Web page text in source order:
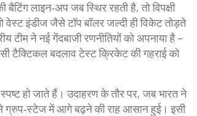
लाइन‑अप जब स्थिर रहती है, तो विपक्षी
वेस्ट इंडीज जैसे टॉप बॉलर जल्दी ही विकेट तोड़ते
टीमने नई गेंदबाजी रणनीतियों को अपनाया है –
टैक्टिकल बदलाव टेस्ट क्रिकेट की गहराई को
हो जाते हैं। उदाहरण के तौर पर, जब भारत ने
ग्रुप‑स्टेज में आगे बढ़ने की राह आसान हुई। इसी